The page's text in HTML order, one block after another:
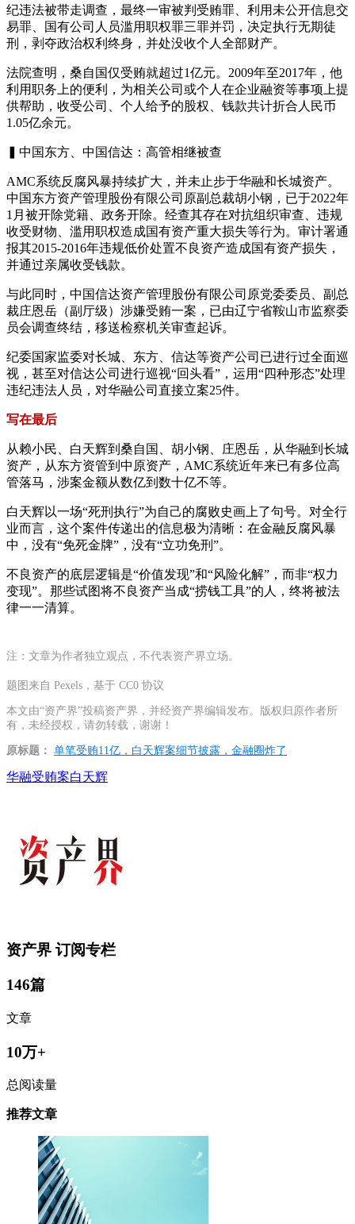
纪违法被带走调查，最终一审被判受贿罪、利用未公开信息交
易罪、国有公司人员滥用职权罪三罪并罚，决定执行无期徒
刑，剥夺政治权利终身，并处没收个人全部财产。
法院查明，桑自国仅受贿就超过1亿元。2009年至2017年，他
利用职务上的便利，为相关公司或个人在企业融资等事项上提
供帮助，收受公司、个人给予的股权、钱款共计折合人民币
1.05亿余元。
▍中国东方、中国信达：高管相继被查
AMC系统反腐风暴持续扩大，并未止步于华融和长城资产。
中国东方资产管理股份有限公司原副总裁胡小钢，已于2022年
1月被开除党籍、政务开除。经查其存在对抗组织审查、违规
收受财物、滥用职权造成国有资产重大损失等行为。审计署通
报其2015-2016年违规低价处置不良资产造成国有资产损失，
并通过亲属收受钱款。
与此同时，中国信达资产管理股份有限公司原党委委员、副总
裁庄恩岳（副厅级）涉嫌受贿一案，已由辽宁省鞍山市监察委
员会调查终结，移送检察机关审查起诉。
纪委国家监委对长城、东方、信达等资产公司已进行过全面巡
视，甚至对信达公司进行巡视“回头看”，运用“四种形态”处理
违纪违法人员，对华融公司直接立案25件。
写在最后
从赖小民、白天辉到桑自国、胡小钢、庄恩岳，从华融到长城
资产，从东方资管到中原资产，AMC系统近年来已有多位高
管落马，涉案金额从数亿到数十亿不等。
白天辉以一场“死刑执行”为自己的腐败史画上了句号。对全行
业而言，这个案件传递出的信息极为清晰：在金融反腐风暴
中，没有“免死金牌”，没有“立功免刑”。
不良资产的底层逻辑是“价值发现”和“风险化解”，而非“权力
变现”。那些试图将不良资产当成“捞钱工具”的人，终将被法
律一一清算。
注：文章为作者独立观点，不代表资产界立场。
题图来自 Pexels，基于 CC0 协议
本文由“资产界”投稿资产界，并经资产界编辑发布。版权归原作者所
有，未经授权，请勿转载，谢谢！
原标题： 单笔受贿11亿，白天辉案细节披露，金融圈炸了
华融受贿案白天辉
资产界 订阅专栏
146篇
文章
10万+
总阅读量
推荐文章